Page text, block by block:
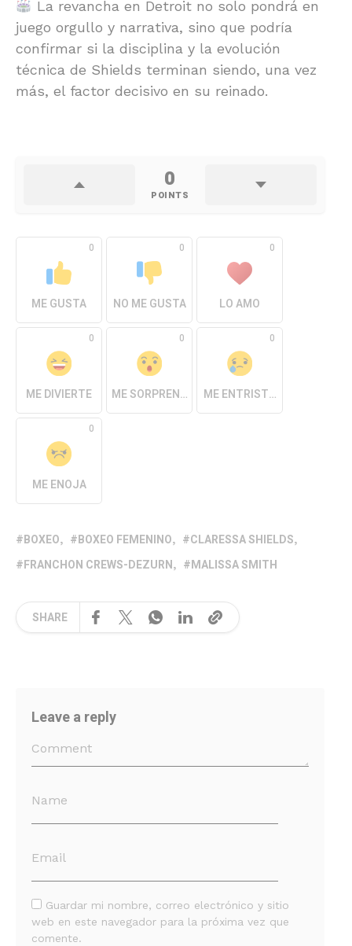
La revancha en Detroit no solo pondrá en
juego orgullo y narrativa, sino que podría
confirmar si la disciplina y la evolución
técnica de Shields terminan siendo, una vez
más, el factor decisivo en su reinado.
0
POINTS
0
ME GUSTA
0
NO ME GUSTA
0
LO AMO
0
ME DIVIERTE
0
ME SORPRENDE
0
ME ENTRISTECE
0
ME ENOJA
BOXEO BOXEO FEMENINO
CLARESSA SHIELDS
FRANCHON CREWS-DEZURN
MALISSA SMITH
SHARE
Leave a reply
Guardar mi nombre, correo electrónico y sitio
web en este navegador para la próxima vez que
comente.